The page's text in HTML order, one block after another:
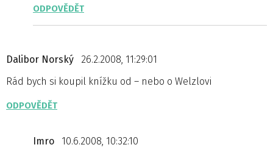
ODPOVĚDĚT
Dalibor Norský
26.2.2008, 11:29:01
Rád bych si koupil knížku od – nebo o Welzlovi
ODPOVĚDĚT
Imro
10.6.2008, 10:32:10